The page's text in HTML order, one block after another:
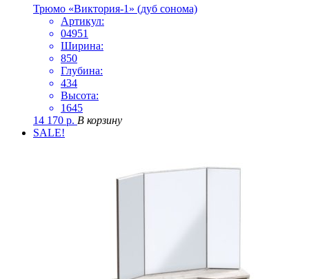
Трюмо «Виктория-1» (дуб сонома)
Артикул:
04951
Ширина:
850
Глубина:
434
Высота:
1645
14 170 р. В корзину
SALE!